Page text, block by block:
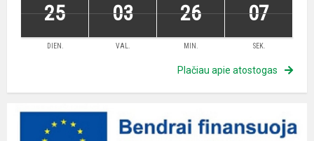
25 03 26 07
DIEN. VAL. MIN. SEK.
Plačiau apie atostogas